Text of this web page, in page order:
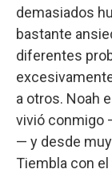
demasiados
bastante
diferentes
a otros. Noah
vivió conmigo
— y desde
Tiembla con